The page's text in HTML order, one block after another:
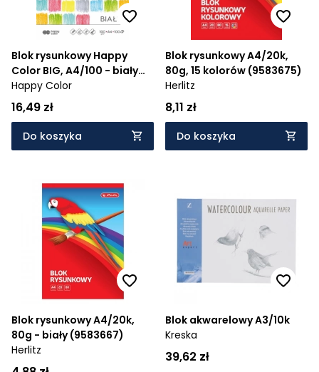
Blok rysunkowy Happy
Color BIG, A4/100 - biały
(HA 3710 2030-0B100)
Happy Color
16,49 zł
Do koszyka
Blok rysunkowy A4/20k,
80g, 15 kolorów (9583675)
Herlitz
8,11 zł
Do koszyka
Blok rysunkowy A4/20k,
80g - biały (9583667)
Herlitz
Blok akwarelowy A3/10k
Kreska
39,62 zł